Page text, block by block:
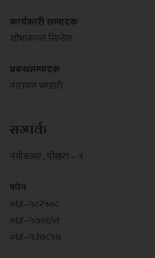
कार्यकारी सम्पादक
शोभाकान्त सिग्देल
प्रबन्धसम्पादक
नारायण भण्डारी
सम्पर्क
नयाँबजार , पोखरा – ९
फोन
०६१–५८२५०८
०६१–५७०६५१
०६१–५३७८५७